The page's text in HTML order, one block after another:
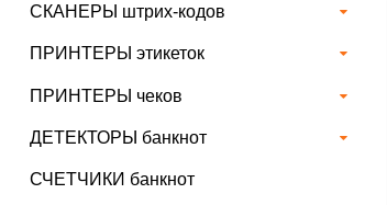
СКАНЕРЫ штрих-кодов
ПРИНТЕРЫ этикеток
ПРИНТЕРЫ чеков
ДЕТЕКТОРЫ банкнот
СЧЕТЧИКИ банкнот